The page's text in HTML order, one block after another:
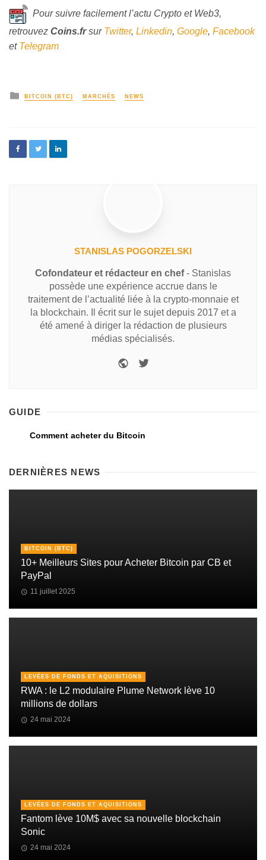
Pour suivre facilement l’actu Crypto et Web3,
retrouvez Coins.frsur Twitter, Linkedin, Google, Facebook
et Telegram
BITCOIN (BTC) MARCHÉS NEWS
STANISLAS POGORZELSKI
Cofondateur et rédacteur en chef- Stanislas
possède une expérience accrue dans le
traitement de l’actualité liée à la crypto-monnaie et
la blockchain. Il écrit sur le sujet depuis 2017 et a
été amené à diriger la rédaction de plusieurs
médias spécialisés.
GUIDE
Comment acheter du Bitcoin
DERNIÈRES NEWS
BITCOIN (BTC)
10+ Meilleurs Sites pour Acheter Bitcoin par CB et
PayPal
11 juillet 2025
LEVÉES DE FONDS ET AQUISITIONS
RWA : le L2 modulaire Plume Network lève 10
millions de dollars
24 mai 2024
LEVÉES DE FONDS ET AQUISITIONS
Fantom lève 10M$ avec sa nouvelle blockchain
Sonic
24 mai 2024